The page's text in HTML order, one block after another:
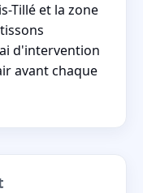
Tillé et la zone
d'intervention
avant chaque